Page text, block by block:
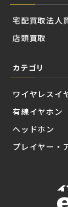
宅配買取
店頭買取
法人
カテゴリ
ワイヤレスイ
有線イヤホン
ヘッドホン
プレイヤー・